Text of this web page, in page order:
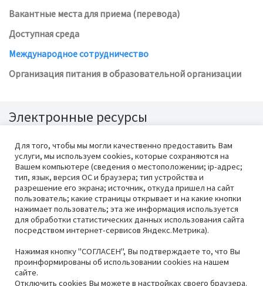
Вакантные места для приема (перевода)
Доступная среда
Международное сотрудничество
Организация питания в образовательной организации
Электронные ресурсы
техникум» ©®2026
660028, Красноярский край, г.
Для того, чтобы мы могли качественно предоставить Вам
услуги, мы используем cookies, которые сохраняются на
Вашем компьютере (сведения о местоположении; ip-адрес;
тип, язык, версия ОС и браузера; тип устройства и
разрешение его экрана; источник, откуда пришел на сайт
пользователь; какие страницы открывает и на какие кнопки
нажимает пользователь; эта же информация используется
для обработки статистических данных использования сайта
посредством интернет-сервисов Яндекс.Метрика).
Нажимая кнопку "СОГЛАСЕН", Вы подтверждаете то, что Вы
проинформированы об использовании cookies на нашем
сайте.
Отключить cookies Вы можете в настройках своего браузера.